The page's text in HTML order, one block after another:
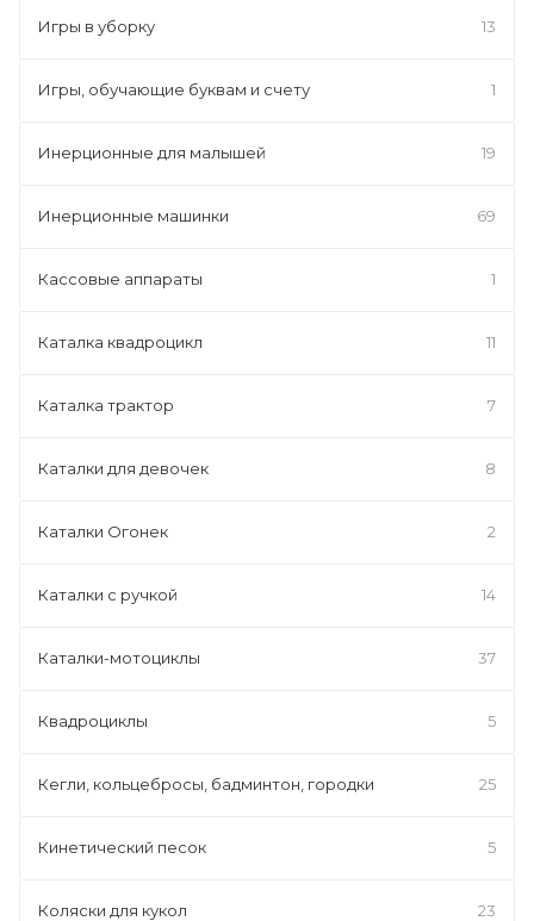
Игры в уборку 13
Игры, обучающие буквам и счету 1
Инерционные для малышей 19
Инерционные машинки 69
Кассовые аппараты 1
Каталка квадроцикл 11
Каталка трактор 7
Каталки для девочек 8
Каталки Огонек 2
Каталки с ручкой 14
Каталки-мотоциклы 37
Квадроциклы 5
Кегли, кольцебросы, бадминтон, городки 25
Кинетический песок 5
Коляски для кукол 23